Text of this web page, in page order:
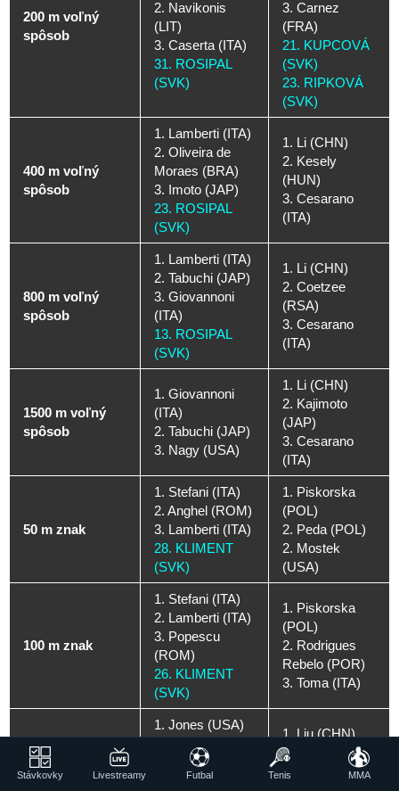
200 m voľný
spôsob
2. Navikonis
(LIT)
3. Caserta (ITA)
31. ROSIPAL
(SVK)
3. Carnez
(FRA)
21. KUPCOVÁ
(SVK)
23. RIPKOVÁ
(SVK)
400 m voľný
spôsob
1. Lamberti (ITA)
2. Oliveira de
Moraes (BRA)
3. Imoto (JAP)
23. ROSIPAL
(SVK)
1. Li (CHN)
2. Kesely
(HUN)
3. Cesarano
(ITA)
800 m voľný
spôsob
1. Lamberti (ITA)
2. Tabuchi (JAP)
3. Giovannoni
(ITA)
13. ROSIPAL
(SVK)
1. Li (CHN)
2. Coetzee
(RSA)
3. Cesarano
(ITA)
1500 m voľný
spôsob
1. Giovannoni
(ITA)
2. Tabuchi (JAP)
3. Nagy (USA)
1. Li (CHN)
2. Kajimoto
(JAP)
3. Cesarano
(ITA)
50 m znak
1. Stefani (ITA)
2. Anghel (ROM)
3. Lamberti (ITA)
28. KLIMENT
(SVK)
1. Piskorska
(POL)
2. Peda (POL)
2. Mostek
(USA)
100 m znak
1. Stefani (ITA)
2. Lamberti (ITA)
3. Popescu
(ROM)
26. KLIMENT
(SVK)
1. Piskorska
(POL)
2. Rodrigues
Rebelo (POR)
3. Toma (ITA)
200 m znak
1. Jones (USA)
3. Kim (KOR)
1. Liu (CHN)
2. Rodrigues
Rebelo (POR)
Stávkovky Livestreamy Futbal Tenis MMA